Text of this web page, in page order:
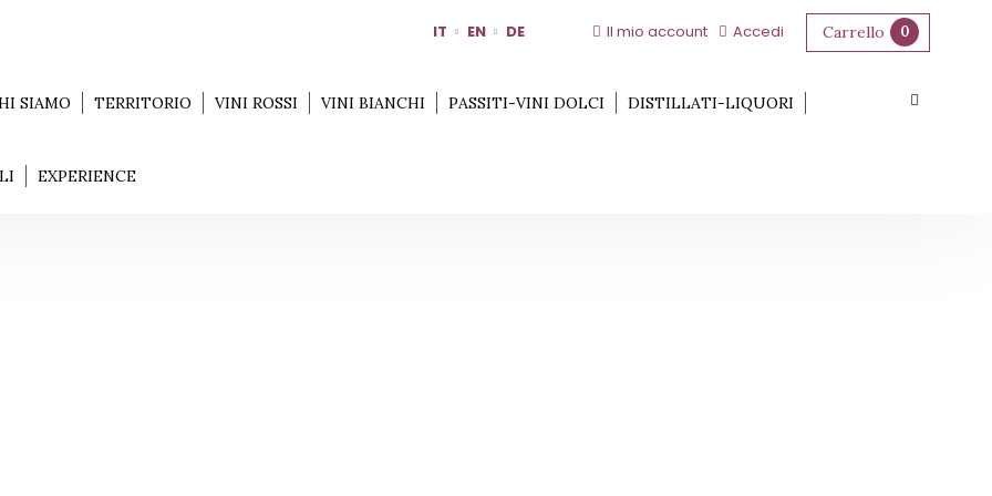
Il mio account Accedi Carrello 0
IT EN DE
SIAMO TERRITORIO VINI ROSSI VINI BIANCHI PASSITI-VINI DOLCI DISTILLATI-LIQUORI
EXPERIENCE